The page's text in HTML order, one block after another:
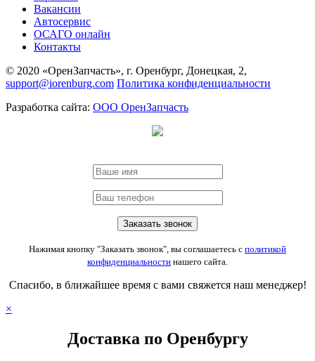
Вакансии
Автосервис
ОСАГО онлайн
Контакты
© 2020 «ОренЗапчасть», г. Оренбург, Донецкая, 2,
support@iorenburg.com Политика конфиденциальности
Разработка сайта: ООО ОренЗапчасть
Нажимая кнопку "Заказать звонок", вы соглашаетесь с политикой
конфиденциальности нашего сайта.
Спасибо, в ближайшее время с вами свяжется наш менеджер!
×
Доставка по Оренбургу